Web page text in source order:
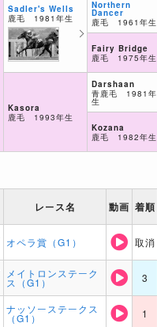
Sadler's Wells
鹿毛 1981年生
Kasora
鹿毛 1993年生
Northern
Dancer
鹿毛 1961年生
Fairy Bridge
鹿毛 1975年生
Darshaan
青鹿毛 1981年
生
Kozana
鹿毛 1982年生
レース名 動画 着順
オペラ賞（G1） 取消
メイトロンステーク
ス（G1） 3
ナッソーステークス
（G1） 1